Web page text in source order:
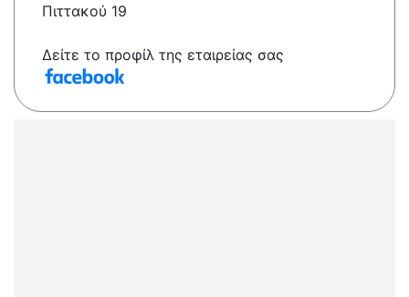
Πιττακού 19
Δείτε το προφίλ της εταιρείας σας